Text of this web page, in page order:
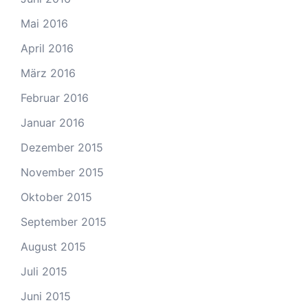
Mai 2016
April 2016
März 2016
Februar 2016
Januar 2016
Dezember 2015
November 2015
Oktober 2015
September 2015
August 2015
Juli 2015
Juni 2015